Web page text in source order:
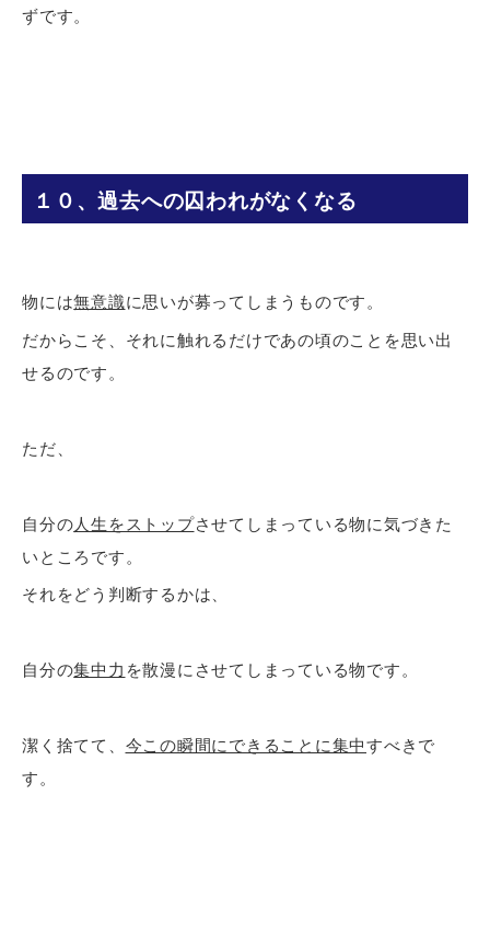
ずです。
１０、過去への囚われがなくなる
物には無意識に思いが募ってしまうものです。
だからこそ、それに触れるだけであの頃のことを思い出
せるのです。
ただ、
自分の人生をストップさせてしまっている物に気づきた
いところです。
それをどう判断するかは、
自分の集中力 を散漫にさせてしまっている物です。
潔く捨てて、 今この瞬間にできることに集中すべきで
す。